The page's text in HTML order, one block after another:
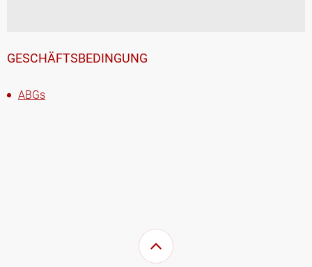
GESCHÄFTSBEDINGUNG
ABGs